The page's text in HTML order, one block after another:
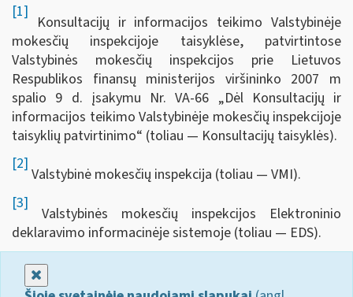
[1]
Konsultacijų ir informacijos teikimo Valstybinėje
mokesčių inspekcijoje taisyklėse, patvirtintose
Valstybinės mokesčių inspekcijos prie Lietuvos
Respublikos finansų ministerijos viršininko 2007 m
spalio 9 d. įsakymu Nr. VA-66 „Dėl Konsultacijų ir
informacijos teikimo Valstybinėje mokesčių inspekcijoje
taisyklių patvirtinimo“ (toliau — Konsultacijų taisyklės).
[2]
Valstybinė mokesčių inspekcija (toliau — VMI).
[3]
Valstybinės mokesčių inspekcijos Elektroninio
deklaravimo informacinėje sistemoje (toliau — EDS).